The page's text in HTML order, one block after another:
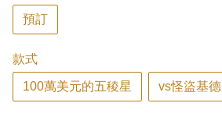
預訂
款式
100萬美元的五稜星 vs怪盜基德